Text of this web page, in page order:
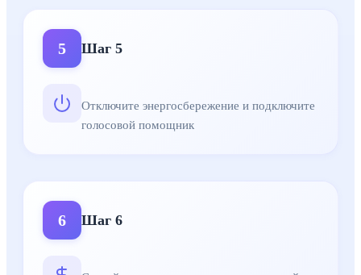
5 Шаг 5
Отключите энергосбережение и подключите
голосовой помощник
6 Шаг 6